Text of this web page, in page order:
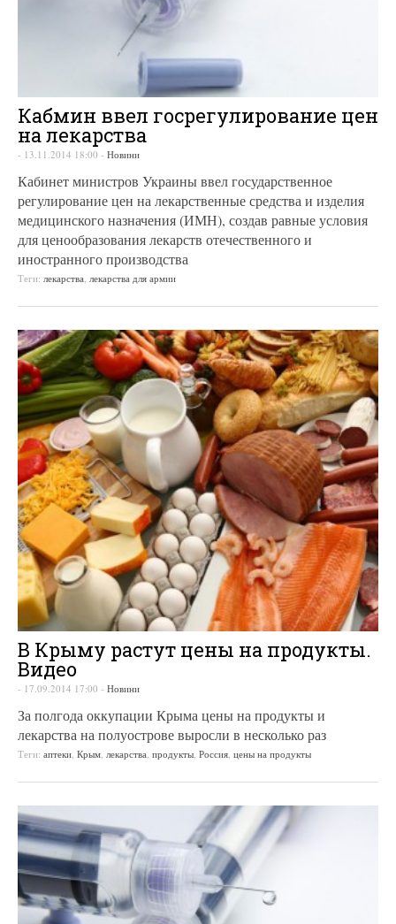
Кабмин ввел госрегулирование цен
на лекарства
- 13.11.2014 18:00 - Новини
Кабинет министров Украины ввел государственное
регулирование цен на лекарственные средства и изделия
медицинского назначения (ИМН), создав равные условия
для ценообразования лекарств отечественного и
иностранного производства
Теги: лекарства, лекарства для армии
В Крыму растут цены на продукты.
Видео
- 17.09.2014 17:00 - Новини
За полгода оккупации Крыма цены на продукты и
лекарства на полуострове выросли в несколько раз
Теги: аптеки, Крым, лекарства, продукты, Россия, цены на продукты